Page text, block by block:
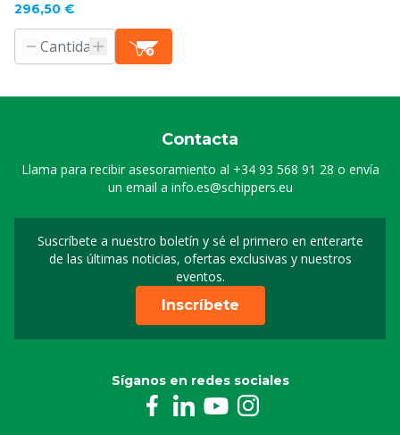
296,50 €
Contacta
Llama para recibir asesoramiento al +34 93 568 91 28 o envía
un email a info.es@schippers.eu
Suscríbete a nuestro boletín y sé el primero en enterarte
de las últimas noticias, ofertas exclusivas y nuestros
eventos.
Suscripción a nuestro
Inscríbete
Síganos en redes sociales